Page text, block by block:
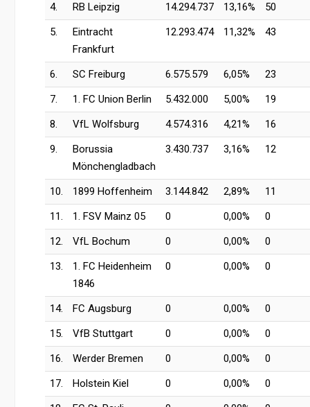
4. RB Leipzig 14.294.737 13,16%
50
5.
Eintracht
Frankfurt
12.293.474 11,32% 43
6. SC Freiburg 6.575.579 6,05%
23
7.
1. FC Union Berlin 5.432.000 5,00%
19
8.
VfL Wolfsburg 4.574.316 4,21%
16
9.
Borussia
Mönchengladbach
3.430.737 3,16% 12
10. 1899 Hoffenheim 3.144.842 2,89%
11
11.
1. FSV Mainz 05 0 0,00%
0
12.
VfL Bochum 0 0,00%
0
13.
1. FC Heidenheim
1846
0 0,00% 0
14. FC Augsburg 0 0,00%
0
15.
VfB Stuttgart 0 0,00%
0
16.
Werder Bremen 0 0,00%
0
17.
Holstein Kiel 0 0,00%
0